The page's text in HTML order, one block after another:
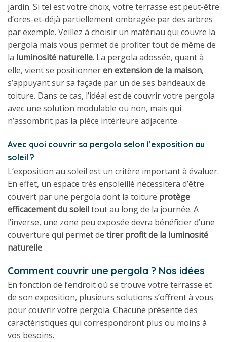
jardin. Si tel est votre choix, votre terrasse est peut-être
d’ores-et-déjà partiellement ombragée par des arbres
par exemple. Veillez à choisir un matériau qui couvre la
pergola mais vous permet de profiter tout de même de
la luminosité naturelle. La pergola adossée, quant à
elle, vient se positionneren extension de la maison,
s’appuyant sur sa façade par un de ses bandeaux de
toiture. Dans ce cas, l’idéal est de couvrir votre pergola
avec une solution modulable ou non, mais qui
n’assombrit pas la pièce intérieure adjacente.
Avec quoi couvrir sa pergola selon l’exposition au
soleil ?
L’exposition au soleil est un critère important à évaluer.
En effet, un espace très ensoleillé nécessitera d’être
couvert par une pergola dont la toiture protège
efficacement du soleiltout au long de la journée. A
l’inverse, une zone peu exposée devra bénéficier d’une
couverture qui permet de tirer profit de la luminosité
naturelle.
Comment couvrir une pergola ? Nos idées
En fonction de l’endroit où se trouve votre terrasse et
de son exposition, plusieurs solutions s’offrent à vous
pour couvrir votre pergola. Chacune présente des
caractéristiques qui correspondront plus ou moins à
vos besoins.